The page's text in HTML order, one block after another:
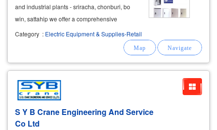
and industrial plants - sriracha, chonburi, bo
win, sattahip we offer a comprehensive
selection of electrical
equipment for buildings,
factories, and industrial applications, featuring
Category : Electric Equipment & Supplies-Retail
S Y B Crane Engineering And Service
Co Ltd